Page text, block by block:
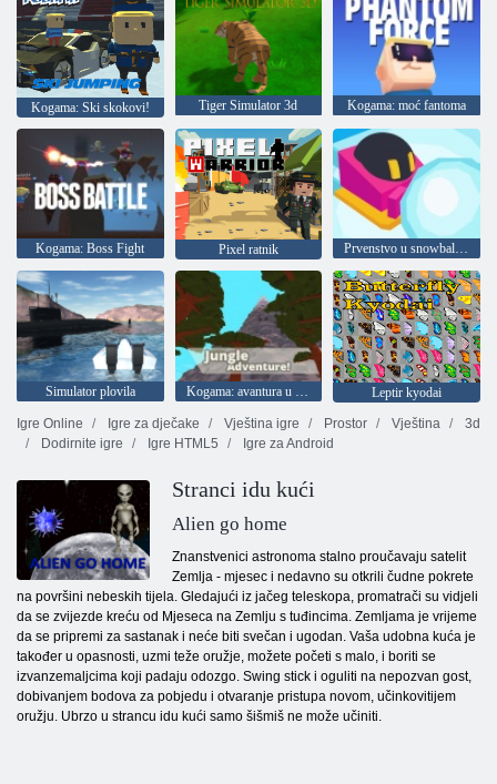
Kogama: Ski skokovi! Tiger Simulator 3d Kogama: moć fantoma
Kogama: Boss Fight Pixel ratnik Prvenstvo u snowballu. iO
Simulator plovila Kogama: avantura u džungli
Leptir kyodai
Igre Online
Igre za dječake Vještina igre Prostor Vještina
3d
Dodirnite igre
Igre HTML5 Igre za Android
Stranci idu kući
Alien go home
Znanstvenici astronoma stalno proučavaju satelit
Zemlja - mjesec i nedavno su otkrili čudne pokrete
na površini nebeskih tijela. Gledajući iz jačeg teleskopa, promatrači su vidjeli
da se zvijezde kreću od Mjeseca na Zemlju s tuđincima. Zemljama je vrijeme
da se pripremi za sastanak i neće biti svečan i ugodan. Vaša udobna kuća je
također u opasnosti, uzmi teže oružje, možete početi s malo, i boriti se
izvanzemaljcima koji padaju odozgo. Swing stick i oguliti na nepozvan gost,
dobivanjem bodova za pobjedu i otvaranje pristupa novom, učinkovitijem
oružju. Ubrzo u strancu idu kući samo šišmiš ne može učiniti.